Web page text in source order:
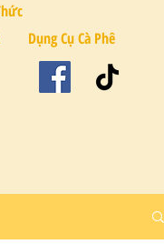
Dụng Cụ Cà Phê